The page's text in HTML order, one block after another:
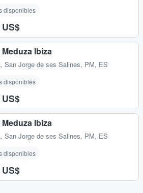
disponibles
Ibiza
, San Jorge de ses Salines, PM, ES
disponibles
Ibiza
, San Jorge de ses Salines, PM, ES
disponibles